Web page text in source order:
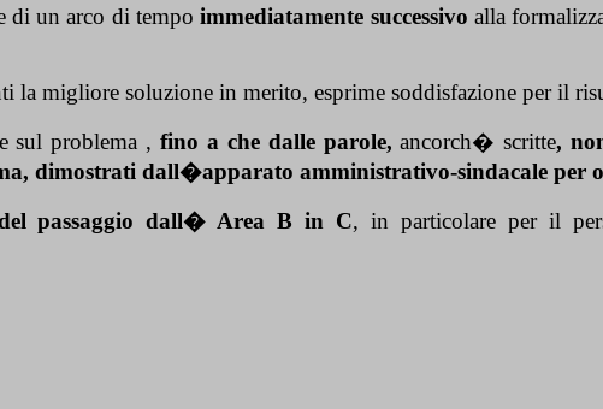
di un arco di tempoimmediatamente successivo alla
la migliore soluzione in merito, esprime soddisfazione per il
sul problema ,fino a che dalle parole, ancorch� scritte,
dimostrati dall�apparato amministrativo-sindacale per
passaggio dall� Area B in C, in particolare per il